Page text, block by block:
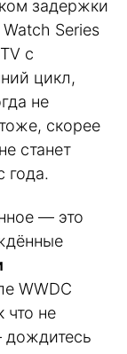
задержки
Series
с
цикл,
не
скорее
станет
года.
— это
WWDC
что не
дождитесь